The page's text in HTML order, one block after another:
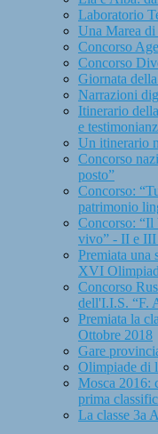
Laboratorio
Una Marea di
Concorso
Concorso
Giornata
Narrazioni
Itinerario
e
Un itinerario
Concorso
posto”
Concorso:
patrimonio
Concorso: “Il
vivo” - II e
Premiata una
XVI
Concorso
dell'I.I.S. “F.
Premiata la
Ottobre 2018
Gare
Olimpiade di
Mosca 2016:
prima
La classe 3a